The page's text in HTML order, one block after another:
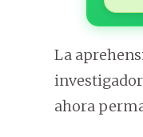
La
ahora